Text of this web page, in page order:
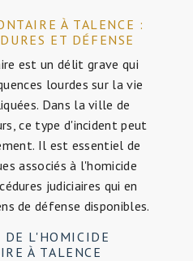
À TALENCE :
ET DÉFENSE
est un délit grave qui
lourdes sur la vie
Dans la ville de
ce type d'incident peut
Il est essentiel de
associés à l'homicide
judiciaires qui en
de défense disponibles.
DE L'HOMICIDE
À TALENCE